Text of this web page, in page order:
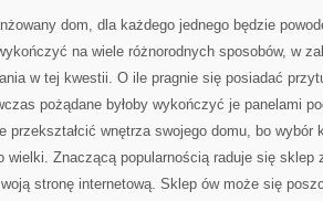
dom, dla każdego jednego będzie
na wiele różnorodnych sposobów, w
w tej kwestii. O ile pragnie się posiadać
pożądane byłoby wykończyć je panelami
przekształcić wnętrza swojego domu, bo wybór
wielki. Znaczącą popularnością raduje się sklep
stronę internetową. Sklep ów może się